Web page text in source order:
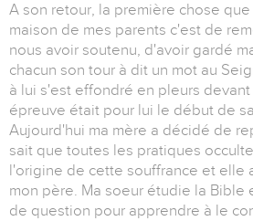
A son retour, la première chose
maison de mes parents c'est de
nous avoir soutenu, d'avoir gardé
chacun son tour à dit un mot au
à lui s'est effondré en pleurs
épreuve était pour lui le début de
Aujourd'hui ma mère a décidé de
sait que toutes les pratiques
l'origine de cette souffrance et elle
mon père. Ma soeur étudie la Bible
de question pour apprendre à le